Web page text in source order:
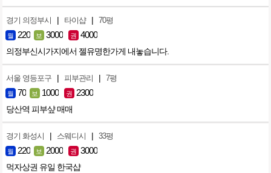
경기 의정부시 | 타이샵 | 70평
월 220 보 3000 권 4000
의정부신시가지에서 젤유명한가게 내놓습니다.
서울 영등포구 | 피부관리 | 7평
월 70 보 1000 권 2300
당산역 피부샾 매매
경기 화성시 | 스웨디시 | 33평
월 220 보 2000 권 3000
먹자상권 유일 한국샵